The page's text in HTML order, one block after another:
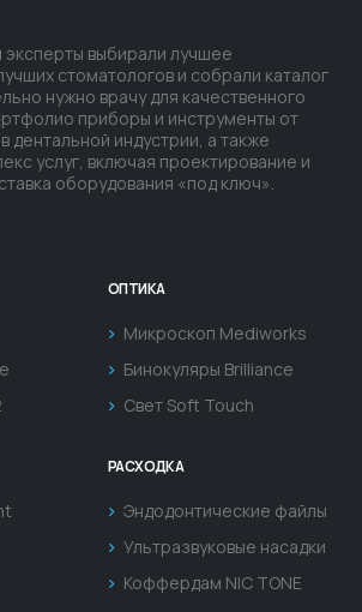
выбирали лучшее
стоматологов и собрали каталог
нужно врачу для качественного
приборы и инструменты от
дентальной индустрии, а также
услуг, включая проектирование и
оборудования «под ключ».
ОПТИКА
Микроскоп Mediworks
Бинокуляры Brilliance
Свет Soft Touch
РАСХОДКА
Эндодонтические файлы
Ультразвуковые насадки
Коффердам NIC TONE